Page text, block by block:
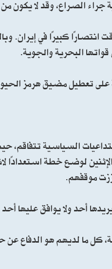
جراء الصراع، وقد لا يكون
انتصارًا كبيرًا في إيران.
البحرية والجوية.
تعطيل مضيق هرمز
السياسية تتفاقم،
لوضع خطة استعدادًا
موقفهم.
أحد ولا يوافق عليها أحد
كل ما لديهم هو الدفاع عن